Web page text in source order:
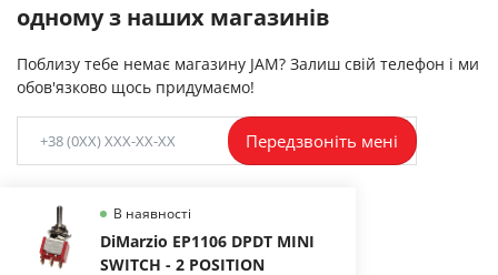
одному з наших магазинів
Поблизу тебе немає магазину JAM? Залиш свій телефон і ми
обов'язково щось придумаємо!
В наявності
DiMarzio EP1106 DPDT MINI
SWITCH - 2 POSITION
Передзвоніть мені